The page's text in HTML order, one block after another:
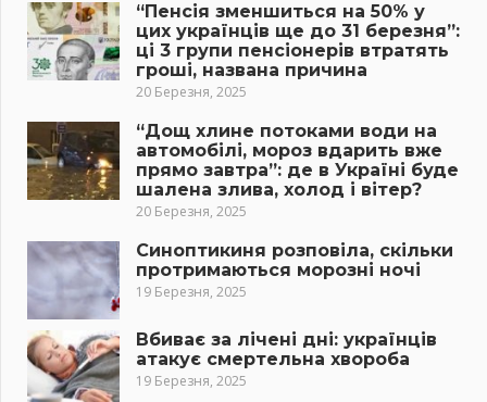
“Пенсія зменшиться на 50% у
цих українців ще до 31 березня”:
ці 3 групи пенсіонерів втратять
гроші, названа причина
20 Березня, 2025
“Дощ хлине потоками води на
автомобілі, мороз вдарить вже
прямо завтра”: де в Україні буде
шалена злива, холод і вітер?
20 Березня, 2025
Синоптикиня розповіла, скільки
протримаються морозні ночі
19 Березня, 2025
Вбиває за лічені дні: українців
атакує смертельна хвороба
19 Березня, 2025